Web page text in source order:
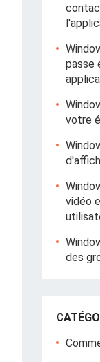
passe
votre
vidéo
des